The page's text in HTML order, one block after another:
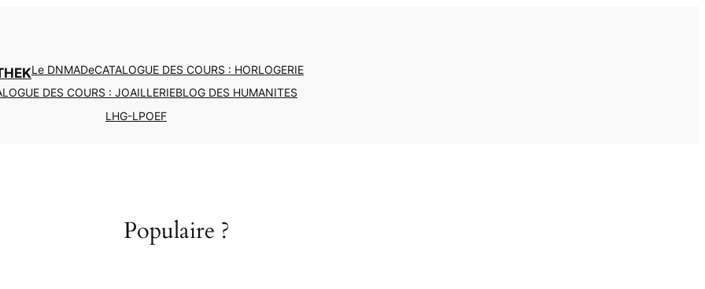
Le DNMADeCATALOGUE DES COURS : HORLOGERIE
DES COURS : JOAILLERIEBLOG DES HUMANITES
LHG-LPOEF
Populaire ?